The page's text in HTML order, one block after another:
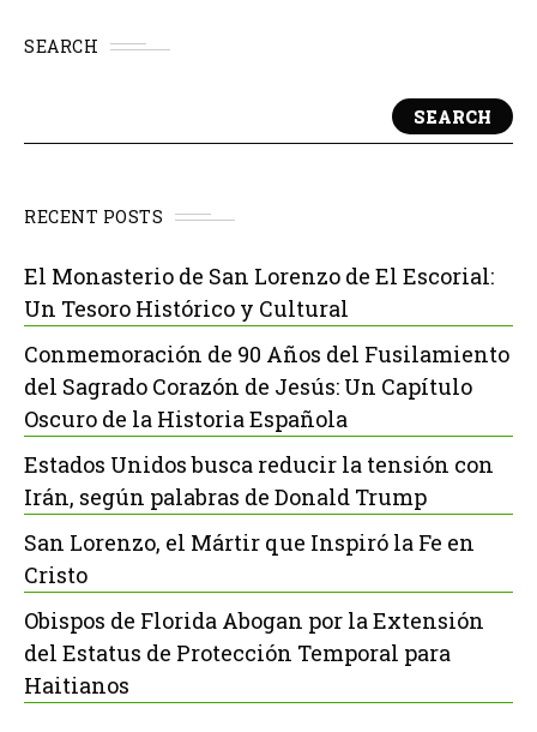
SEARCH
SEARCH
RECENT POSTS
El Monasterio de San Lorenzo de El Escorial:
Un Tesoro Histórico y Cultural
Conmemoración de 90 Años del Fusilamiento
del Sagrado Corazón de Jesús: Un Capítulo
Oscuro de la Historia Española
Estados Unidos busca reducir la tensión con
Irán, según palabras de Donald Trump
San Lorenzo, el Mártir que Inspiró la Fe en
Cristo
Obispos de Florida Abogan por la Extensión
del Estatus de Protección Temporal para
Haitianos